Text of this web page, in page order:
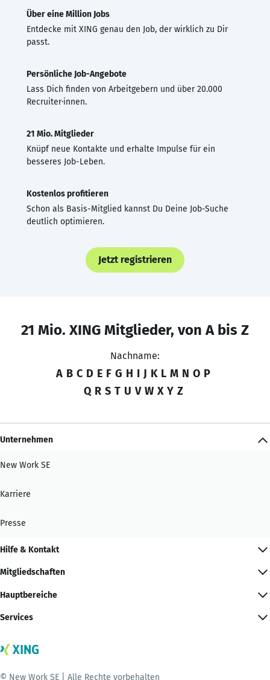
Über eine Million Jobs
Entdecke mit XING genau den Job, der wirklich zu Dir
passt.
Persönliche Job-Angebote
Lass Dich finden von Arbeitgebern und über 20.000
Recruiter·innen.
21 Mio. Mitglieder
Knüpf neue Kontakte und erhalte Impulse für ein
besseres Job-Leben.
Kostenlos profitieren
Schon als Basis-Mitglied kannst Du Deine Job-Suche
deutlich optimieren.
Jetzt registrieren
21 Mio. XING Mitglieder, von A bis Z
Nachname:
A B C D E F G H I J K L M N O P
Q R S T U V W X Y Z
Unternehmen
New Work SE
Karriere
Presse
Hilfe & Kontakt
Mitgliedschaften
Hauptbereiche
Services
© New Work SE | Alle Rechte vorbehalten